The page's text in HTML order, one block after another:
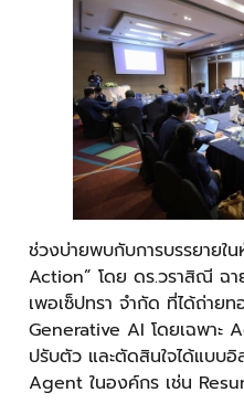
ช่วงบ่ายพบกับการบรรยาย
Action” โดย ดร.วราสิณี ฉ
เพอเซ็ปทรา จำกัด ที่ได้ถ่าย
Generative AI โดยเฉพาะ
ปรับตัว และตัดสินใจได้แบบ
Agent ในองค์กร เช่น